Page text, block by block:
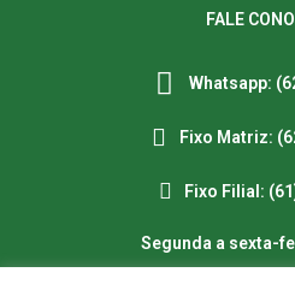
FALE
Whatsapp:
Fixo Matriz:
Fixo Filial:
Segunda a sexta-